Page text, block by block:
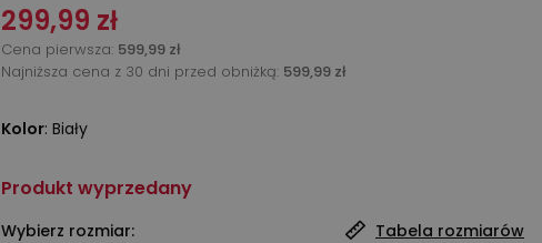
299,99 zł
Cena pierwsza: 599,99 zł
Najniższa cena z 30 dni przed obniżką: 599,99 zł
Kolor: Biały
Produkt wyprzedany
Wybierz rozmiar: Tabela rozmiarów